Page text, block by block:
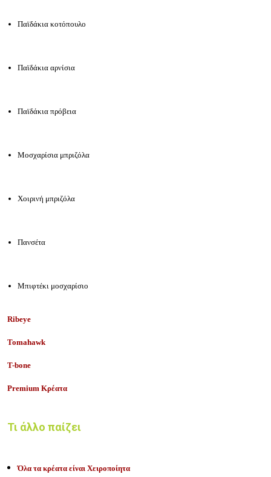
Παϊδάκια κοτόπουλο
Παϊδάκια αρνίσια
Παϊδάκια πρόβεια
Μοσχαρίσια μπριζόλα
Χοιρινή μπριζόλα
Πανσέτα
Μπιφτέκι μοσχαρίσιο
Ribeye
Tomahawk
T-bone
Premium Κρέατα
Τι άλλο παίζει
Όλα τα κρέατα είναι Χειροποίητα